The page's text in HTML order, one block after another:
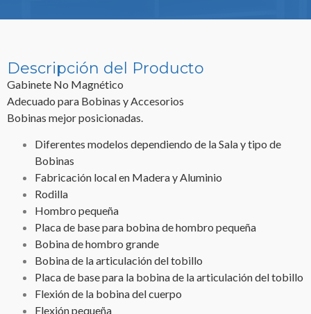
Descripción del Producto
Gabinete No Magnético
Adecuado para Bobinas y Accesorios
Bobinas mejor posicionadas.
Diferentes modelos dependiendo de la Sala y tipo de
Bobinas
Fabricación local en Madera y Aluminio
Rodilla
Hombro pequeña
Placa de base para bobina de hombro pequeña
Bobina de hombro grande
Bobina de la articulación del tobillo
Placa de base para la bobina de la articulación del tobillo
Flexión de la bobina del cuerpo
Flexión pequeña